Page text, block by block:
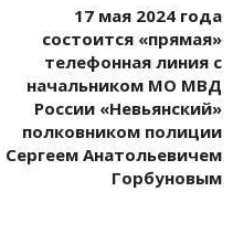
17 мая 2024 года
состоится «прямая»
телефонная линия с
начальником МО МВД
России «Невьянский»
полковником полиции
Сергеем Анатольевичем
Горбуновым